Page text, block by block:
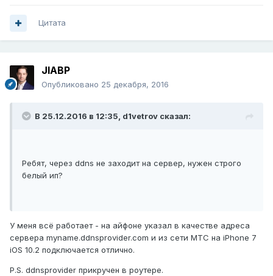
Цитата
JIABP
Опубликовано 25 декабря, 2016
В 25.12.2016 в 12:35, d1vetrov сказал:
Ребят, через ddns не заходит на сервер, нужен строго
белый ип?
У меня всё работает - на айфоне указал в качестве адреса
сервера myname.ddnsprovider.com и из сети МТС на iPhone 7
iOS 10.2 подключается отлично.
P.S. ddnsprovider прикручен в роутере.